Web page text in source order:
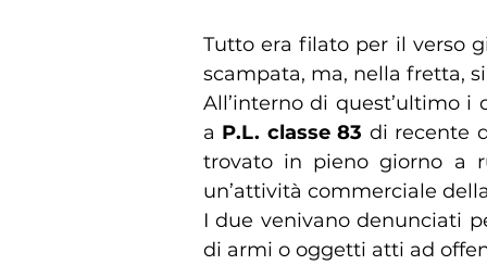
Tutto era filato per il verso
scampata, ma, nella fretta,
All’interno di quest’ultimo
a P.L. classe 83 di recente
trovato in pieno giorno a
un’attività commerciale
I due venivano denunciati
di armi o oggetti atti ad